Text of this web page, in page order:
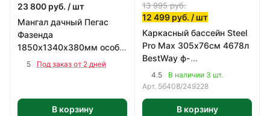
23 800 руб. / шт
Мангал дачный Пегас
Фазенда
1850х1340х380мм особо
прочная котловая сталь
5 Под заказ от 2 дней
В корзину
13 995руб.
12 499 руб. / шт
Каркасный бассейн Steel
Pro Max 305х76см 4678л
BestWay ф-
насос,картридж 58093
арт 56408
4.5
В наличии 3 шт.
Арт. 56408/249228
В корзину